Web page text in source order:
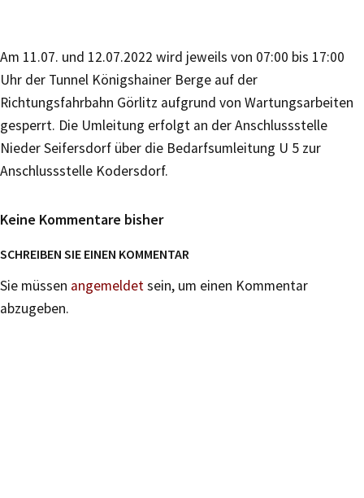
Am 11.07. und 12.07.2022 wird jeweils von 07:00 bis 17:00
Uhr der Tunnel Königshainer Berge auf der
Richtungsfahrbahn Görlitz aufgrund von Wartungsarbeiten
gesperrt. Die Umleitung erfolgt an der Anschlussstelle
Nieder Seifersdorf über die Bedarfsumleitung U 5 zur
Anschlussstelle Kodersdorf.
Keine Kommentare bisher
SCHREIBEN SIE EINEN KOMMENTAR
Sie müssen angemeldetsein, um einen Kommentar
abzugeben.